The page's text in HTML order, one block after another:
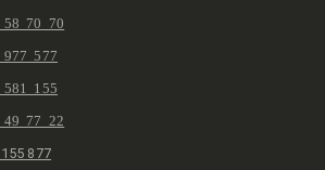
58 70 70
577
155
49 77 22
877